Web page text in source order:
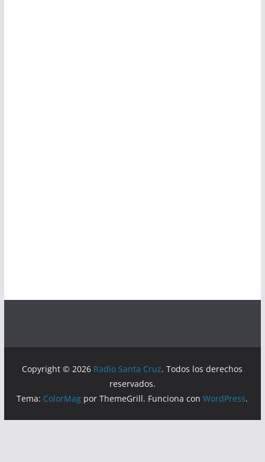
Copyright © 2026 Radio Santa Cruz. Todos los derechos
reservados.
Tema: ColorMag por ThemeGrill. Funciona conWordPress.